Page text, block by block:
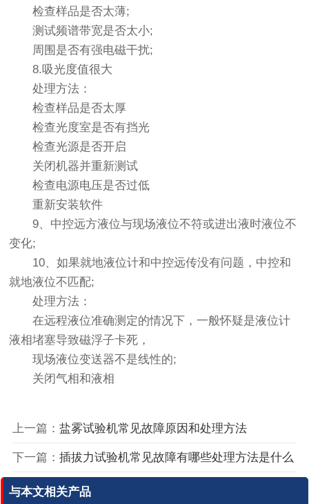
检查样品是否太薄;
测试频谱带宽是否太小;
周围是否有强电磁干扰;
8.吸光度值很大
处理方法：
检查样品是否太厚
检查光度室是否有挡光
检查光源是否开启
关闭机器并重新测试
检查电源电压是否过低
重新安装软件
9、中控远方液位与现场液位不符或进出液时液位不
变化;
10、如果就地液位计和中控远传没有问题，中控和
就地液位不匹配;
处理方法：
在远程液位准确测定的情况下，一般怀疑是液位计
液相堵塞导致磁浮子卡死，
现场液位变送器不是线性的;
关闭气相和液相
上一篇： 盐雾试验机常见故障原因和处理方法
下一篇： 插拔力试验机常见故障有哪些处理方法是什么
与本文相关产品